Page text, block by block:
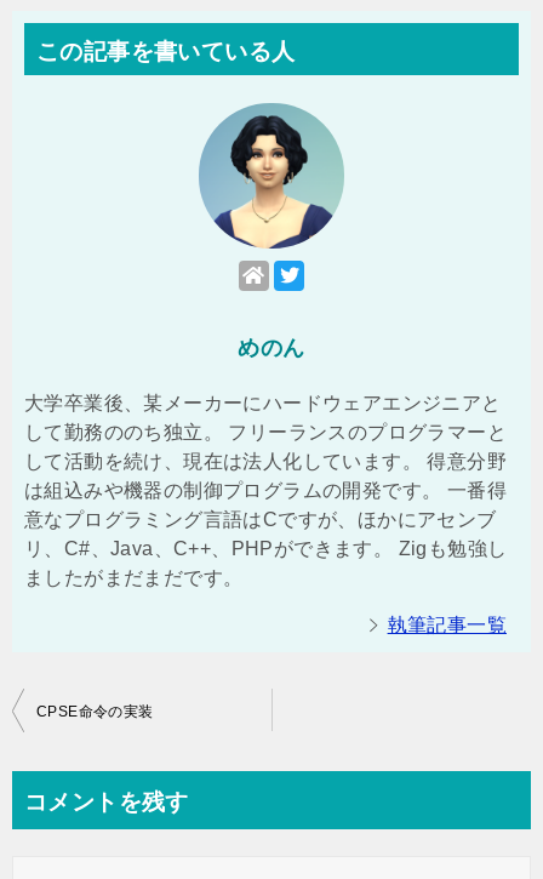
この記事を書いている人
めのん
大学卒業後、某メーカーにハードウェアエンジニアと
して勤務ののち独立。 フリーランスのプログラマーと
して活動を続け、現在は法人化しています。 得意分野
は組込みや機器の制御プログラムの開発です。 一番得
意なプログラミング言語はCですが、ほかにアセンブ
リ、C#、Java、C++、PHPができます。 Zigも勉強し
ましたがまだまだです。
執筆記事一覧
投
ビ
CPSE命令の実装
コメントを残す